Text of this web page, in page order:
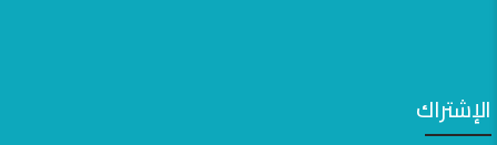
الإشتراك